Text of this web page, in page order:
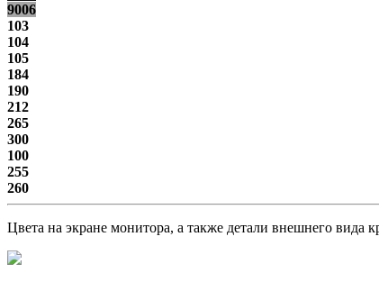
9006
103
104
105
184
190
212
265
300
100
255
260
Цвета на экране монитора, а также детали внешнего вида